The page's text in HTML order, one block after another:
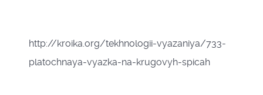
http://kroika.org/tekhnologii-vyazaniya/733-
platochnaya-vyazka-na-krugovyh-spicah